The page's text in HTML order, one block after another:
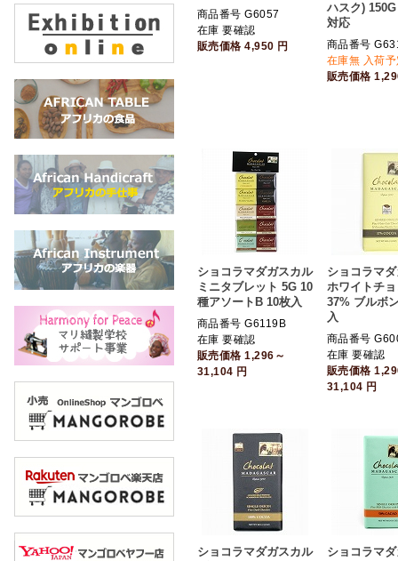
商品番号 G6057
在庫 要確認
販売価格4,950 円
ハスク)
対応
商品番号
在庫無 入荷
販売価格
ショコラマダガスカル
ミニタブレット 5G 10
種アソートB 10枚入
商品番号 G6119B
在庫 要確認
販売価格1,296～
31,104 円
ショコラマ
ホワイトチ
37% ブルボ
入
商品番号
在庫 要確認
販売価格
31,104 円
ショコラマダガスカル
ショコラマ